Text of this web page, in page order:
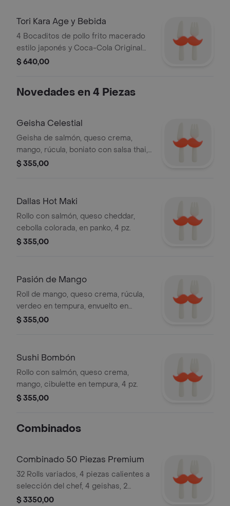
Tori Kara Age y Bebida
4 Bocaditos de pollo frito macerado
estilo japonés y Coca-Cola Original
600 ml.
$ 640,00
Novedades en 4 Piezas
Geisha Celestial
Geisha de salmón, queso crema,
mango, rúcula, boniato con salsa thai,
4 pz.
$ 355,00
Dallas Hot Maki
Rollo con salmón, queso cheddar,
cebolla colorada, en panko, 4 pz.
$ 355,00
Pasión de Mango
Roll de mango, queso crema, rúcula,
verdeo en tempura, envuelto en
salmón con chutney de mango, 4 pz.
$ 355,00
Sushi Bombón
Rollo con salmón, queso crema,
mango, cibulette en tempura, 4 pz.
$ 355,00
Combinados
Combinado 50 Piezas Premium
32 Rolls variados, 4 piezas calientes a
selección del chef, 4 geishas, 2
nigiris, 4 sashimis, 4 gunkans
$ 3350,00